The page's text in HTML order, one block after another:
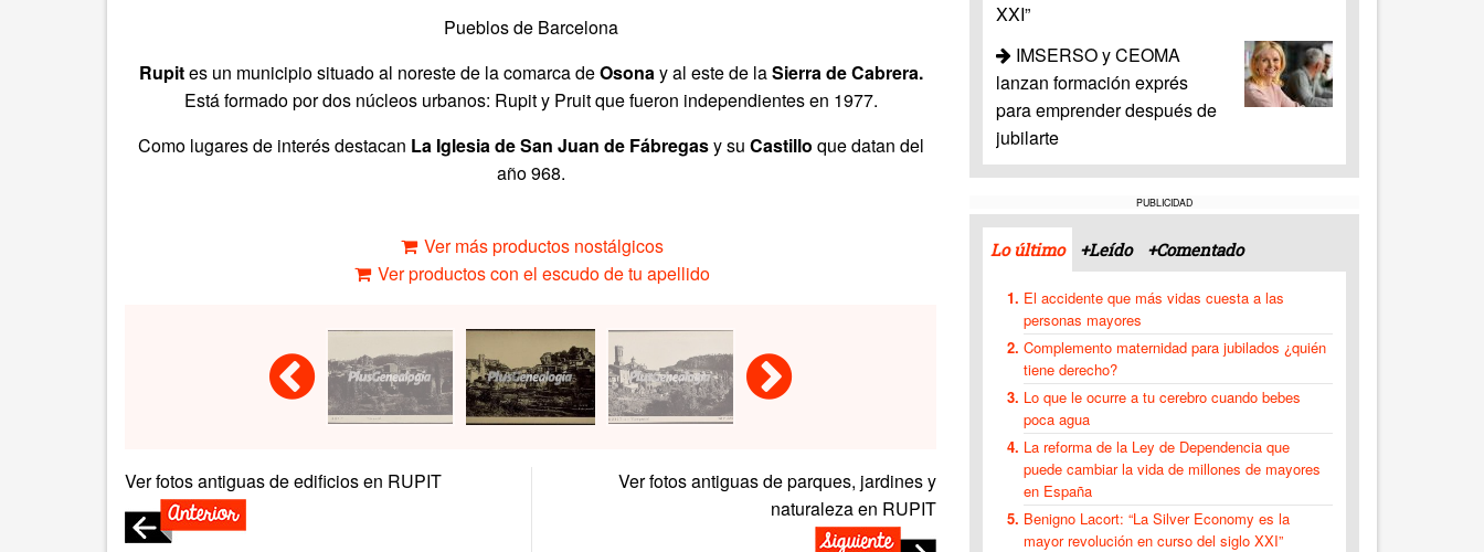
Pueblos de Barcelona
Rupites un municipio situado al noreste de la comarca deOsonay al este de laSierra de Cabrera.
Está formado por dos núcleos urbanos: Rupit y Pruit que fueron independientes en 1977.
Como lugares de interés destacan La Iglesia de San Juan de Fábregasy su Castillo que datan del
año 968.
Ver más productos nostálgicos
Ver productos con el escudo de tu apellido
Ver fotos antiguas de edificios en RUPIT
Ver fotos antiguas de parques, jardines y
naturaleza en RUPIT
XXI”
IMSERSO y CEOMA
lanzan formación exprés
para emprender después de
jubilarte
PUBLICIDAD
Lo último +Leído +Comentado
El accidente que más vidas cuesta a las
personas mayores
Complemento maternidad para jubilados ¿quién
tiene derecho?
Lo que le ocurre a tu cerebro cuando bebes
poca agua
La reforma de la Ley de Dependencia que
puede cambiar la vida de millones de mayores
en España
Benigno Lacort: “La Silver Economy es la
mayor revolución en curso del siglo XXI”